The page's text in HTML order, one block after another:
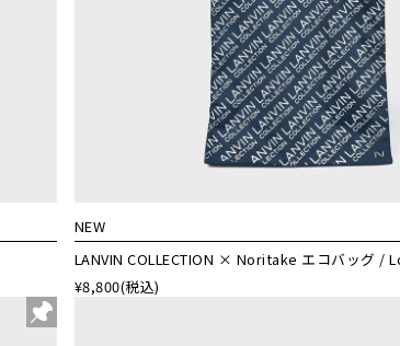
NEW
LANVIN COLLECTION × Noritake エコバッグ /
¥8,800(税込)